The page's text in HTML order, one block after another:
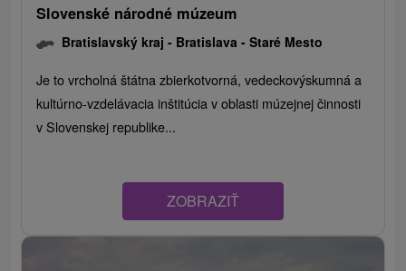
Slovenské národné múzeum
Bratislavský kraj - Bratislava - Staré Mesto
Je to vrcholná štátna zbierkotvorná, vedeckovýskumná a
kultúrno-vzdelávacia inštitúcia v oblasti múzejnej činnosti
v Slovenskej republike...
ZOBRAZIŤ